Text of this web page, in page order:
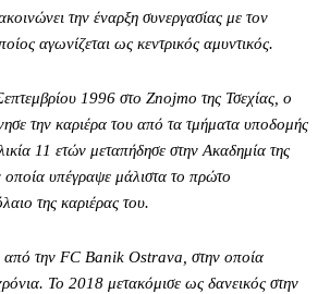
την έναρξη συνεργασίας με τον
αγωνίζεται ως κεντρικός αμυντικός.
1996 στο Znojmo της Τσεχίας, ο
την καριέρα του από τα τμήματα υποδομής
11 ετών μεταπήδησε στην Ακαδημία της
υπέγραψε μάλιστα το πρώτο
της καριέρας του.
από την FC Banik Ostrava, στην οποία
Το 2018 μετακόμισε ως δανεικός στην